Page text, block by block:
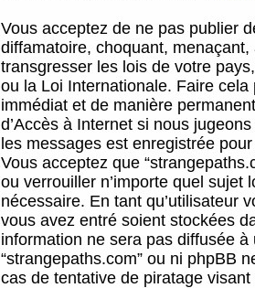
Vous acceptez de ne pas publier
diffamatoire, choquant,
transgresser les lois de votre
ou la Loi Internationale. Faire
immédiat et de manière
d’Accès à Internet si nous
les messages est enregistrée
Vous acceptez que
ou verrouiller n’importe quel sujet
nécessaire. En tant qu’utilisateur
vous avez entré soient stockées
information ne sera pas diffusée
“strangepaths.com” ou ni phpBB
cas de tentative de piratage